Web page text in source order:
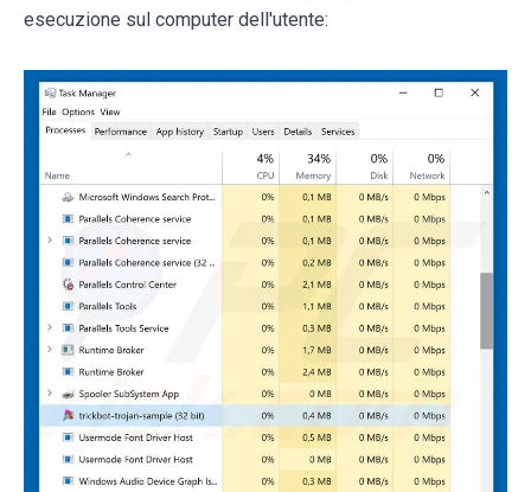
esecuzione sul computer dell'utente: